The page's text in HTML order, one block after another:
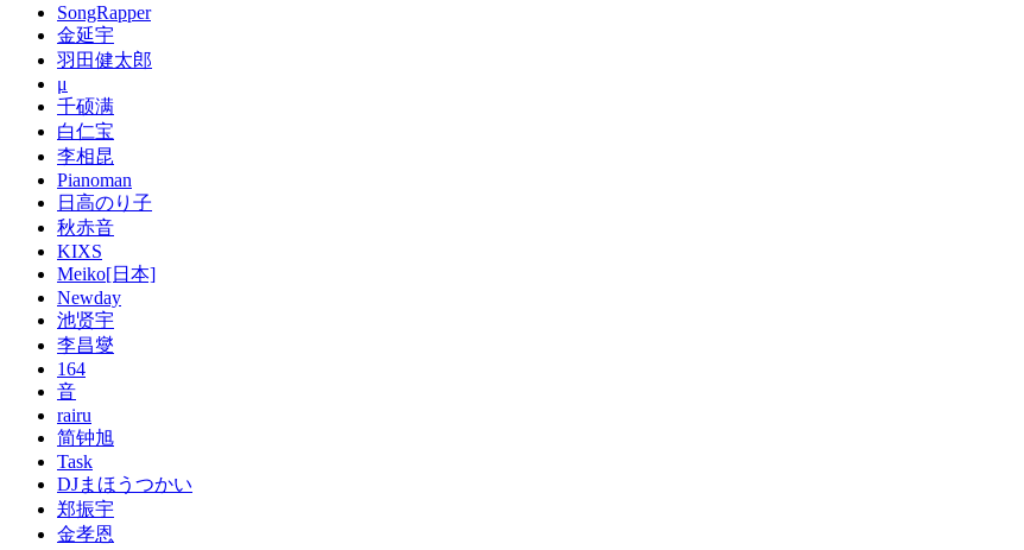
SongRapper
金延宇
羽田健太郎
μ
千硕满
白仁宝
李相昆
Pianoman
日高のり子
秋赤音
KIXS
Meiko[日本]
Newday
池贤宇
李昌燮
164
音
rairu
简钟旭
Task
DJまほうつかい
郑振宇
金孝恩